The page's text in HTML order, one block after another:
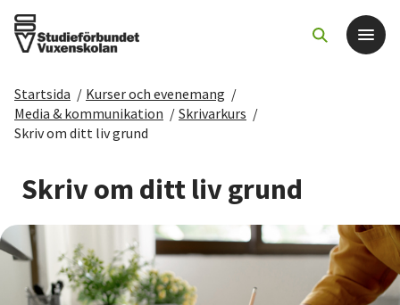
Det här gör vi
Sök kurser och evenemang
Om SV
Startsida / Kurser och evenemang /
Media & kommunikation / Skrivarkurs /
Skriv om ditt liv grund
Skriv om ditt liv grund